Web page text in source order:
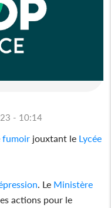
- 10:14
fumoir jouxtant le Lycée
. Le Ministère
actions pour le